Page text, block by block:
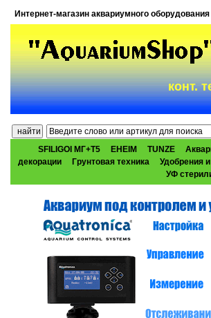
Интернет-магазин аквариумного оборудования
конт.
SFILIGOI МГ+Т5 EHEIM TUNZE
декорации
Грунтовая техника Удобрения
УФ